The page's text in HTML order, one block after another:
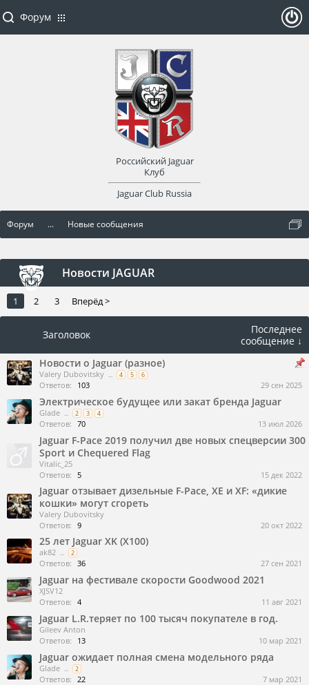
Форум ... Новые сообщения
Новости JAGUAR
1 2 3 Вперёд >
Заголовок
Последнее
сообщение ↓
Новости о Jaguar (разное)
Valery Dubovitsky ... 4 5 6
Ответов: 103 29 сен 2025
Электрическое будущее или закат бренда Jaguar
Glade ... 2 3 4
Ответов: 70 13 июл 2026
Jaguar F-Pace 2019 получил две новых спецверсии 300
Sport и Chequered Flag
Vitalic_25
Ответов: 5 15 дек 2022
Jaguar отзывает дизельные F-Pace, XE и XF: «дикие
кошки» могут сгореть
Valery Dubovitsky
Ответов: 9 20 окт 2022
25 лет Jaguar XK (X100)
ak82 ... 2
Ответов: 36 27 сен 2021
Jaguar на фестивале скорости Goodwood 2021
XJSV12
Ответов: 4 11 авг 2021
Jaguar L.R.теряет по 100 тысяч покупателе в год.
Gileev Anton
Ответов:
13 10 мар 2021
Jaguar ожидает полная смена модельного ряда
Glade ... 2
Ответов: 22 7 мар 2021
Форум
Российский Jaguar
Клуб
Jaguar Club Russia
оват